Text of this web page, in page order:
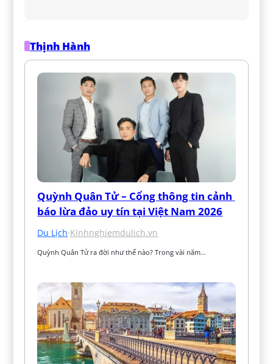
Thịnh Hành
Quỳnh Quân Tử – Cổng thông tin cảnh
báo lừa đảo uy tín tại Việt Nam 2026
Du Lịch·Kinhnghiemdulich.vn
Quỳnh Quân Tử ra đời như thế nào? Trong vài năm…